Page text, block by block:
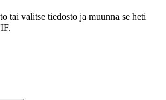
tai valitse tiedosto ja muunna se heti